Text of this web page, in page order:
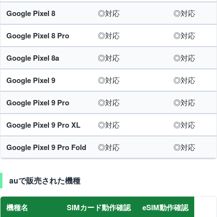
Google Pixel 8 ◎対応 ◎対応
Google Pixel 8 Pro ◎対応 ◎対応
Google Pixel 8a ◎対応 ◎対応
Google Pixel 9 ◎対応 ◎対応
Google Pixel 9 Pro ◎対応 ◎対応
Google Pixel 9 Pro XL ◎対応 ◎対応
Google Pixel 9 Pro Fold ◎対応 ◎対応
auで販売された機種
機種名 SIMカード動作確認 eSIM動作確認